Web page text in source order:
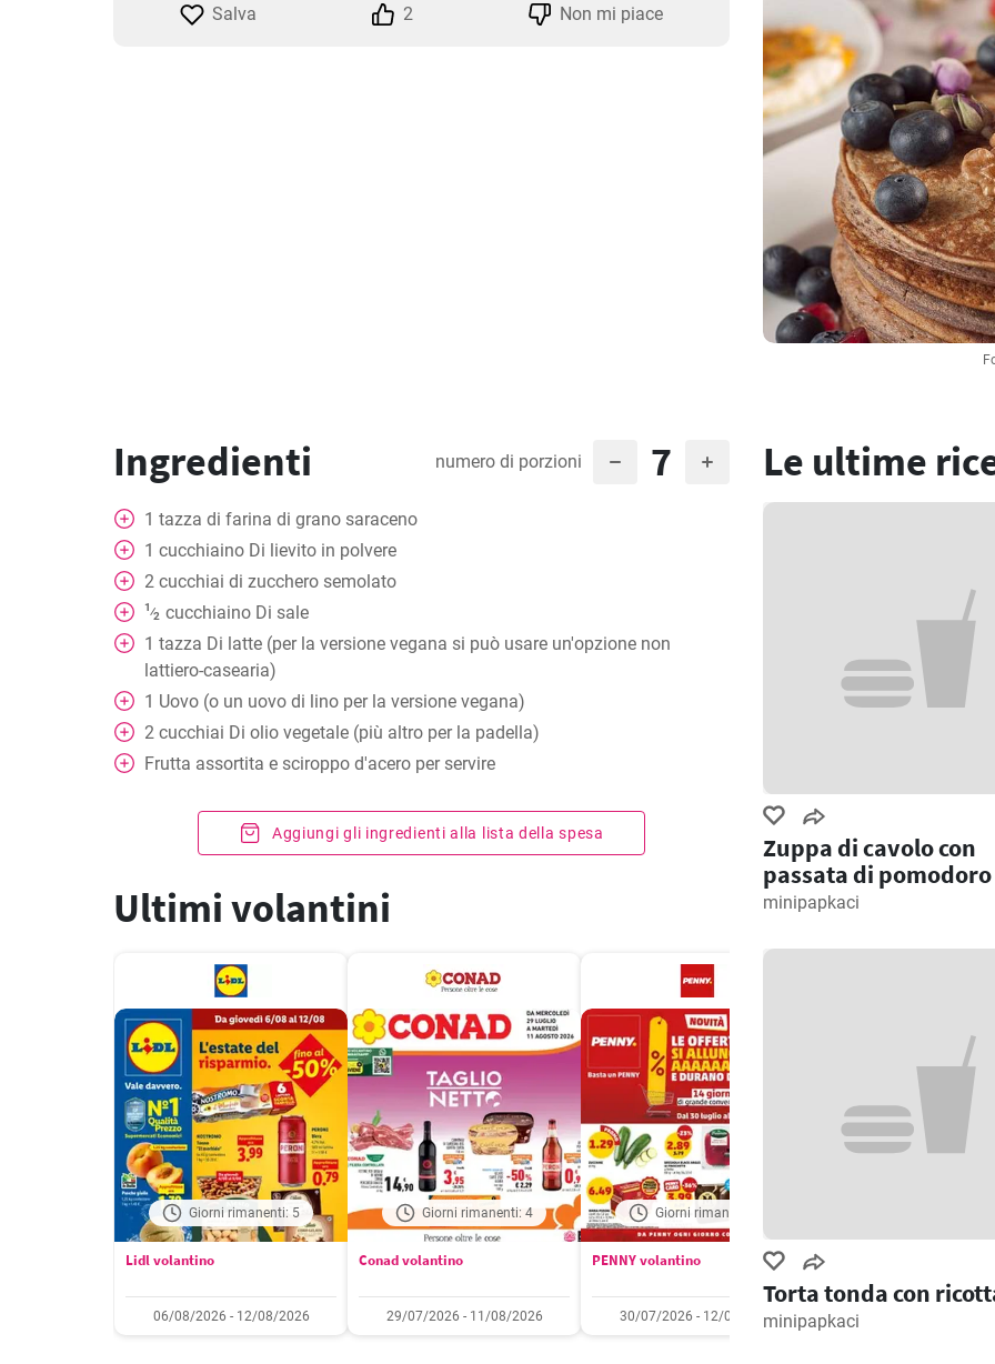
Salva 2 Non mi piace
Ingredienti numero di porzioni 7
1 tazza di farina di grano saraceno
1 cucchiaino Di lievito in polvere
2 cucchiai di zucchero semolato
1⁄2 cucchiaino Di sale
1 tazza Di latte (per la versione vegana si può usare un'opzione non
lattiero-casearia)
1 Uovo (o un uovo di lino per la versione vegana)
2 cucchiai Di olio vegetale (più altro per la padella)
Frutta assortita e sciroppo d'acero per servire
Aggiungi gli ingredienti alla lista della spesa
Ultimi volantini
Giorni rimanenti: 5
Lidl volantino
06/08/2026 - 12/08/2026
Giorni rimanenti: 4
Conad volantino
29/07/2026 - 11/08/2026
Giorni rimanenti: 5
PENNY volantino
30/07/2026 - 12/08/2026 03/08/2026 - 09/08/
Le ultime
Zuppa di cavolo con
passata di pomodoro
minipapkaci
Torta tonda con
minipapkaci